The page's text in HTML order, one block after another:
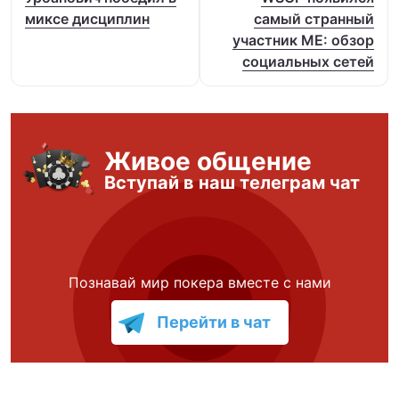
миксе дисциплин
самый странный
участник ME: обзор
социальных сетей
Живое общение
Вступай в наш телеграм чат
Познавай мир покера вместе с нами
Перейти в чат